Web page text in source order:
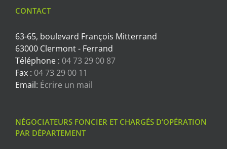
CONTACT
63-65, boulevard François Mitterrand
63000 Clermont - Ferrand
Téléphone : 04 73 29 00 87
Fax : 04 73 29 00 11
Email: Écrire un mail
NÉGOCIATEURS FONCIER ET CHARGÉS D’OPÉRATION
PAR DÉPARTEMENT